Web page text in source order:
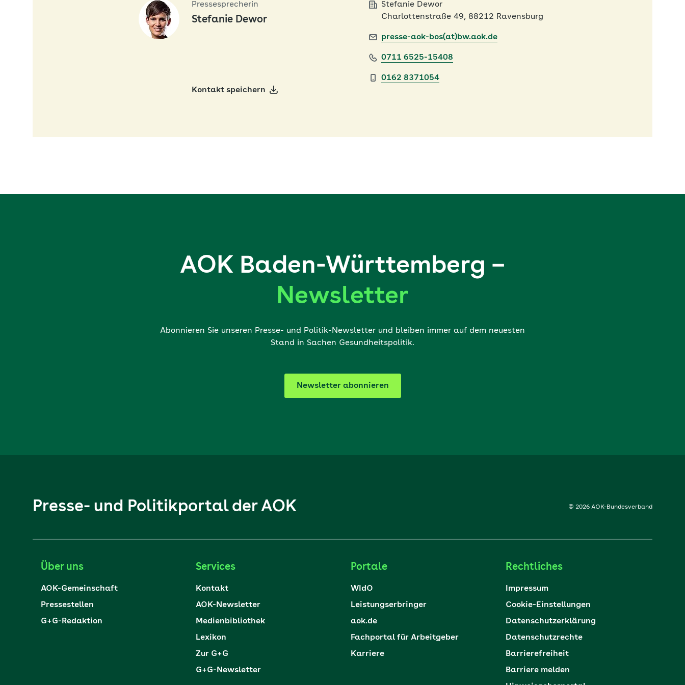
Pressesprecherin
Stefanie Dewor
Stefanie Dewor
Charlottenstraße 49, 88212 Ravensburg
presse-aok-bos(at)bw.aok.de
0711 6525-15408
0162 8371054
Kontakt speichern
AOK Baden-Württemberg –
Newsletter
Abonnieren Sie unseren Presse- und Politik-Newsletter und bleiben immer auf dem neuesten
Stand in Sachen Gesundheitspolitik.
Newsletter abonnieren
Presse- und Politikportal der AOK © 2026 AOK-Bundesverband
Über uns
AOK-Gemeinschaft
Pressestellen
G+G-Redaktion
Services
Kontakt
AOK-Newsletter
Medienbibliothek
Lexikon
Zur G+G
G+G-Newsletter
Portale
WIdO
Leistungserbringer
aok.de
Fachportal für Arbeitgeber
Karriere
Rechtliches
Impressum
Cookie-Einstellungen
Datenschutzerklärung
Datenschutzrechte
Barrierefreiheit
Barriere melden